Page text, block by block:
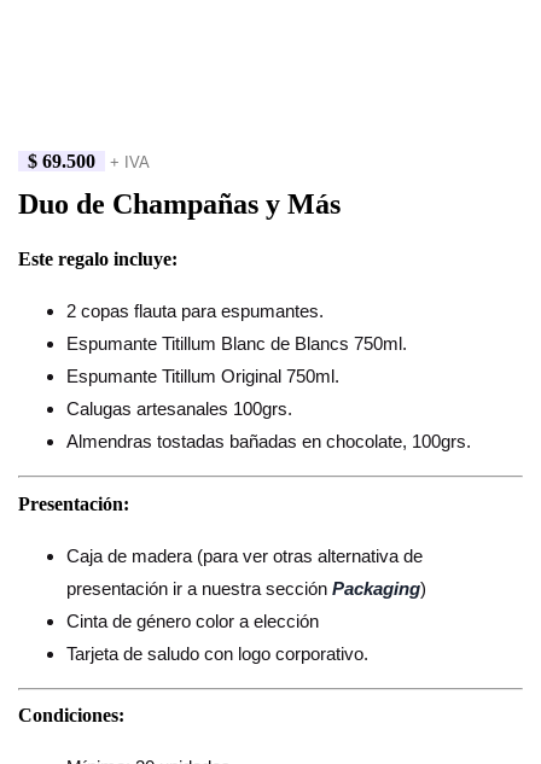
$ 69.500 + IVA
Duo de Champañas y Más
Este regalo incluye:
2 copas flauta para espumantes.
Espumante Titillum Blanc de Blancs 750ml.
Espumante Titillum Original 750ml.
Calugas artesanales 100grs.
Almendras tostadas bañadas en chocolate, 100grs.
Presentación:
Caja de madera (para ver otras alternativa de
presentación ir a nuestra sección Packaging)
Cinta de género color a elección
Tarjeta de saludo con logo corporativo.
Condiciones: